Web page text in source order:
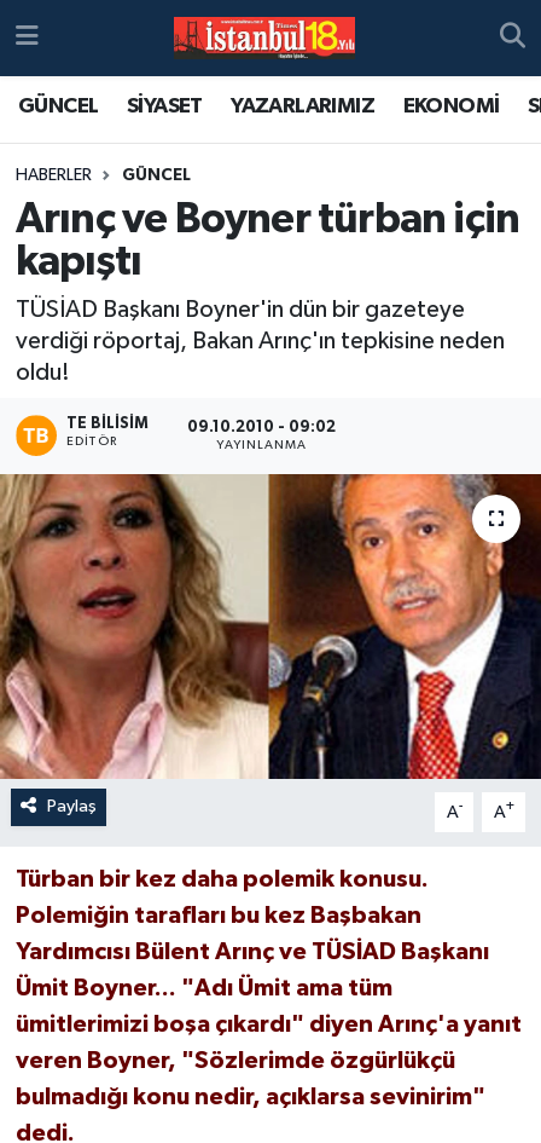
GÜNCEL SİYASET YAZARLARIMIZ EKONOMİ
HABERLER GÜNCEL
Arınç ve Boyner türban için
kapıştı
TÜSİAD Başkanı Boyner'in dün bir gazeteye
verdiği röportaj, Bakan Arınç'ın tepkisine neden
oldu!
TE BILISIM
EDITÖR
09.10.2010 - 09:02
YAYINLANMA
Paylaş A- A+
Türban bir kez daha polemik konusu.
Polemiğin tarafları bu kez Başbakan
Yardımcısı Bülent Arınç ve TÜSİAD Başkanı
Ümit Boyner... "Adı Ümit ama tüm
ümitlerimizi boşa çıkardı" diyen Arınç'a yanıt
veren Boyner, "Sözlerimde özgürlükçü
bulmadığı konu nedir, açıklarsa sevinirim"
dedi.